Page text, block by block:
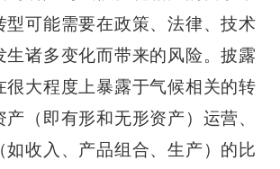
型可能需要在政策、法律、技术
生诸多变化而带来的风险。披露
很大程度上暴露于气候相关的转
（即有形和无形资产）运营、
如收入、产品组合、生产）的比